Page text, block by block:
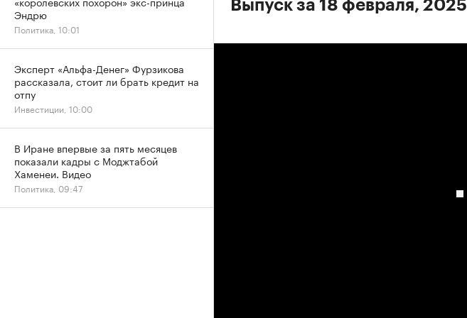
Выпуск за 18 февраля, 2025
Эндрю
Политика, 10:01
Эксперт «Альфа-Денег» Фурзикова
рассказала, стоит ли брать кредит на
отпу
Инвестиции, 10:00
В Иране впервые за пять месяцев
показали кадры с Моджтабой
Хаменеи. Видео
Политика, 09:47